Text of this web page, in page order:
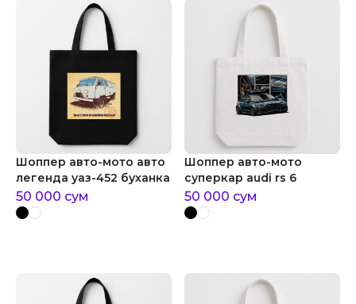
Шоппер авто-мото авто
легенда уаз-452 буханка
50 000 сум
Шоппер авто-мото
суперкар audi rs 6
50 000 сум